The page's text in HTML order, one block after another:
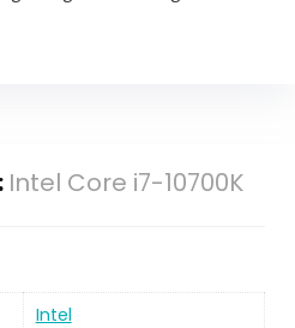
Intel Core i7-10700K
Intel